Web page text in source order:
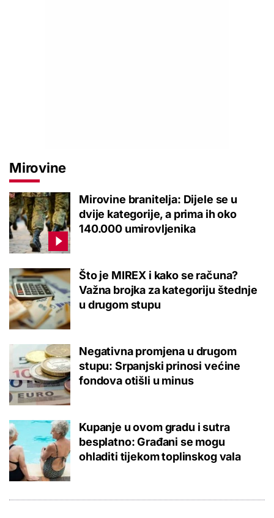
Mirovine
Mirovine branitelja: Dijele se u
dvije kategorije, a prima ih oko
140.000 umirovljenika
Što je MIREX i kako se računa?
Važna brojka za kategoriju štednje
u drugom stupu
Negativna promjena u drugom
stupu: Srpanjski prinosi većine
fondova otišli u minus
Kupanje u ovom gradu i sutra
besplatno: Građani se mogu
ohladiti tijekom toplinskog vala